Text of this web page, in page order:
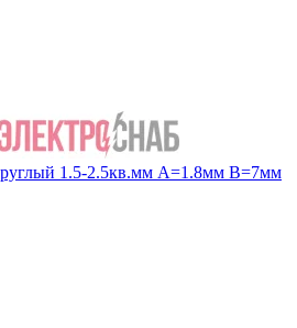
1.5-2.5кв.мм А=1.8мм В=7мм